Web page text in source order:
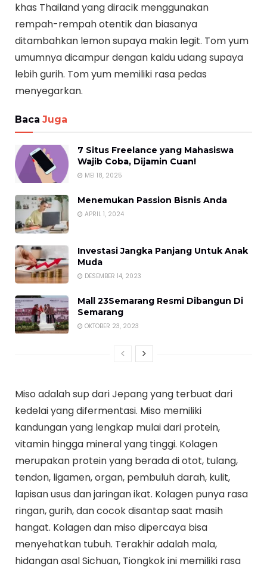
khas Thailand yang diracik menggunakan
rempah-rempah otentik dan biasanya
ditambahkan lemon supaya makin legit. Tom yum
umumnya dicampur dengan kaldu udang supaya
lebih gurih. Tom yum memiliki rasa pedas
menyegarkan.
Baca Juga
7 Situs Freelance yang Mahasiswa
Wajib Coba, Dijamin Cuan!
MEI 18, 2025
Menemukan Passion Bisnis Anda
APRIL 1, 2024
Investasi Jangka Panjang Untuk Anak
Muda
DESEMBER 14, 2023
Mall 23Semarang Resmi Dibangun Di
Semarang
OKTOBER 23, 2023
Miso adalah sup dari Jepang yang terbuat dari
kedelai yang difermentasi. Miso memiliki
kandungan yang lengkap mulai dari protein,
vitamin hingga mineral yang tinggi. Kolagen
merupakan protein yang berada di otot, tulang,
tendon, ligamen, organ, pembuluh darah, kulit,
lapisan usus dan jaringan ikat. Kolagen punya rasa
ringan, gurih, dan cocok disantap saat masih
hangat. Kolagen dan miso dipercaya bisa
menyehatkan tubuh. Terakhir adalah mala,
hidangan asal Sichuan, Tiongkok ini memiliki rasa